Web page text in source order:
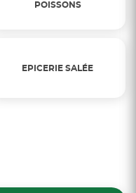
POISSONS
EPICERIE SALÉE